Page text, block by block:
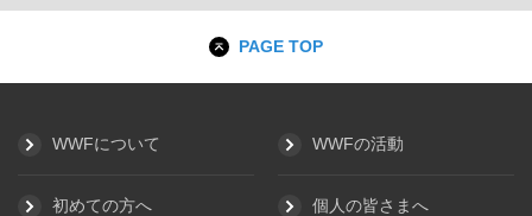
PAGE TOP
WWFについて WWFの活動
初めての方へ 個人の皆さまへ